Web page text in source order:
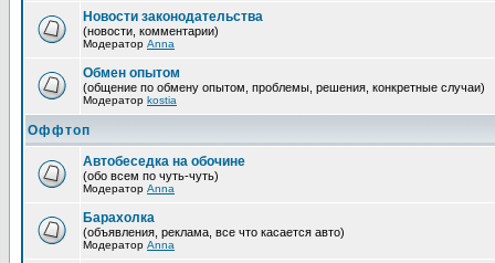
Новости законодательства
(новости, комментарии)
Модератор Anna
Обмен опытом
(общение по обмену опытом, проблемы, решения, конкретные случаи)
Модератор kostia
Оффтоп
Автобеседка на обочине
(обо всем по чуть-чуть)
Модератор Anna
Барахолка
(объявления, реклама, все что касается авто)
Модератор Anna